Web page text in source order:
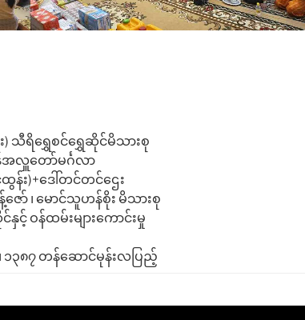
း) သီရိရွှေစင်ရွှေဆိုင်မိသားစု
လှူတော်မင်္ဂလာ
ထွန်း)+ဒေါ်တင်တင်ဌေး
ော် ၊ မောင်သူဟန်စိုး မိသားစု
င့် ဝန်ထမ်းများကောင်းမှု
၁၃၈၇ တန်ဆောင်မုန်းလပြည့်